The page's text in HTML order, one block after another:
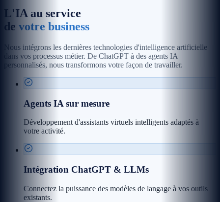
L'IA au service
de votre business
Nous intégrons les dernières technologies d'intelligence artificielle
dans vos processus métier. De ChatGPT à des agents IA
personnalisés, nous transformons votre façon de travailler.
Agents IA sur mesure
Développement d'assistants virtuels intelligents adaptés à
votre activité.
Intégration ChatGPT & LLMs
Connectez la puissance des modèles de langage à vos outils
existants.